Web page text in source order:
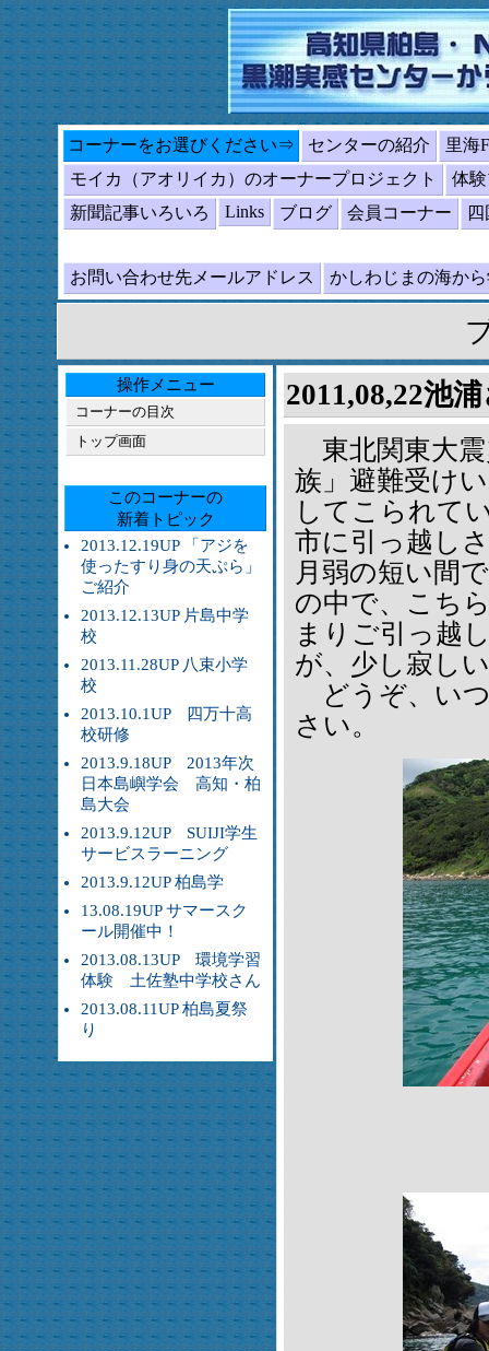
コーナーをお選びください⇒ センターの紹介
里海
モイカ（アオリイカ）のオーナープロジェクト
体
新聞記事いろいろ
Links ブログ 会員コーナー
お問い合わせ先メールアドレス かしわじまの海か
操作メニュー
コーナーの目次
トップ画面
このコーナーの
新着トピック
2013.12.19UP 「アジを
使ったすり身の天ぷら」
ご紹介
2013.12.13UP 片島中学
校
2013.11.28UP 八束小学
校
2013.10.1UP 四万十高
校研修
2013.9.18UP 2013年次
日本島嶼学会 高知・柏
島大会
2013.9.12UP SUIJI学生
サービスラーニング
2013.9.12UP 柏島学
13.08.19UP サマースク
ール開催中！
2013.08.13UP 環境学習
体験 土佐塾中学校さん
2013.08.11UP 柏島夏祭
り
2011,08,22池
東北関東大震
族」避難受け
してこられて
市に引っ越し
月弱の短い間
の中で、こち
まりご引っ越
が、少し寂し
どうぞ、い
さい。